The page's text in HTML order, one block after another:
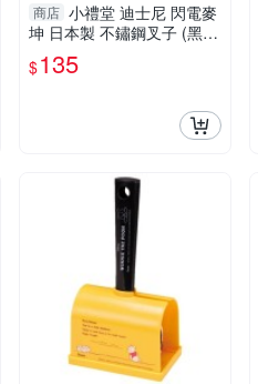
商店 小禮堂 迪士尼 閃電麥
坤 日本製 不鏽鋼叉子 (黑側
身款) 4973307-515965
$135